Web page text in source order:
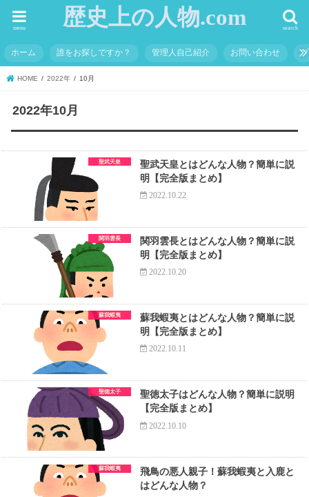
歴史上の人物.com search
menu
ホーム 誰をお探しですか？ 管理人自己紹介 お問い合わせ
HOME 2022年 10月
2022年10月
聖武天皇
聖武天皇とはどんな人物？簡単に説
明【完全版まとめ】
2022.10.22
関羽雲長
関羽雲長とはどんな人物？簡単に説
明【完全版まとめ】
2022.10.20
蘇我蝦夷
蘇我蝦夷とはどんな人物？簡単に説
明【完全版まとめ】
2022.10.11
聖徳太子
聖徳太子はどんな人物？簡単に説明
【完全版まとめ】
2022.10.10
蘇我蝦夷
飛鳥の悪人親子！蘇我蝦夷と入鹿と
はどんな人物？